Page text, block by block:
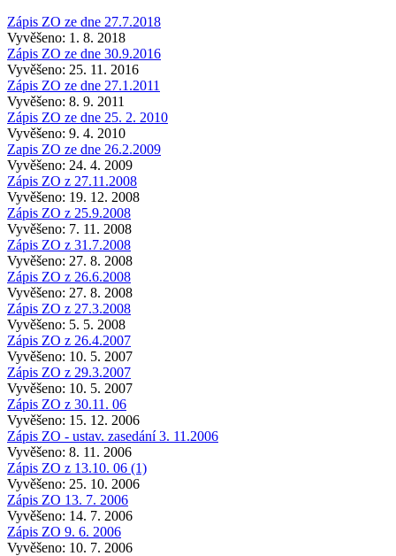
Zápis ZO ze dne 27.7.2018
Vyvěšeno: 1. 8. 2018
Zápis ZO ze dne 30.9.2016
Vyvěšeno: 25. 11. 2016
Zápis ZO ze dne 27.1.2011
Vyvěšeno: 8. 9. 2011
Zápis ZO ze dne 25. 2. 2010
Vyvěšeno: 9. 4. 2010
Zapis ZO ze dne 26.2.2009
Vyvěšeno: 24. 4. 2009
Zápis ZO z 27.11.2008
Vyvěšeno: 19. 12. 2008
Zápis ZO z 25.9.2008
Vyvěšeno: 7. 11. 2008
Zápis ZO z 31.7.2008
Vyvěšeno: 27. 8. 2008
Zápis ZO z 26.6.2008
Vyvěšeno: 27. 8. 2008
Zápis ZO z 27.3.2008
Vyvěšeno: 5. 5. 2008
Zápis ZO z 26.4.2007
Vyvěšeno: 10. 5. 2007
Zápis ZO z 29.3.2007
Vyvěšeno: 10. 5. 2007
Zápis ZO z 30.11. 06
Vyvěšeno: 15. 12. 2006
Zápis ZO - ustav. zasedání 3. 11.2006
Vyvěšeno: 8. 11. 2006
Zápis ZO z 13.10. 06 (1)
Vyvěšeno: 25. 10. 2006
Zápis ZO 13. 7. 2006
Vyvěšeno: 14. 7. 2006
Zápis ZO 9. 6. 2006
Vyvěšeno: 10. 7. 2006